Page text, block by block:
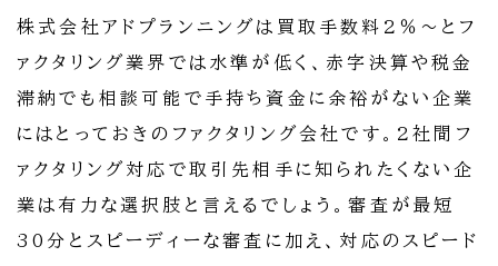
株式会社アドプランニングは買取手数料2％～とフ
ァクタリング業界では水準が低く、赤字決算や税金
滞納でも相談可能で手持ち資金に余裕がない企業
にはとっておきのファクタリング会社です。2社間フ
ァクタリング対応で取引先相手に知られたくない企
業は有力な選択肢と言えるでしょう。審査が最短
30分とスピーディーな審査に加え、対応のスピード